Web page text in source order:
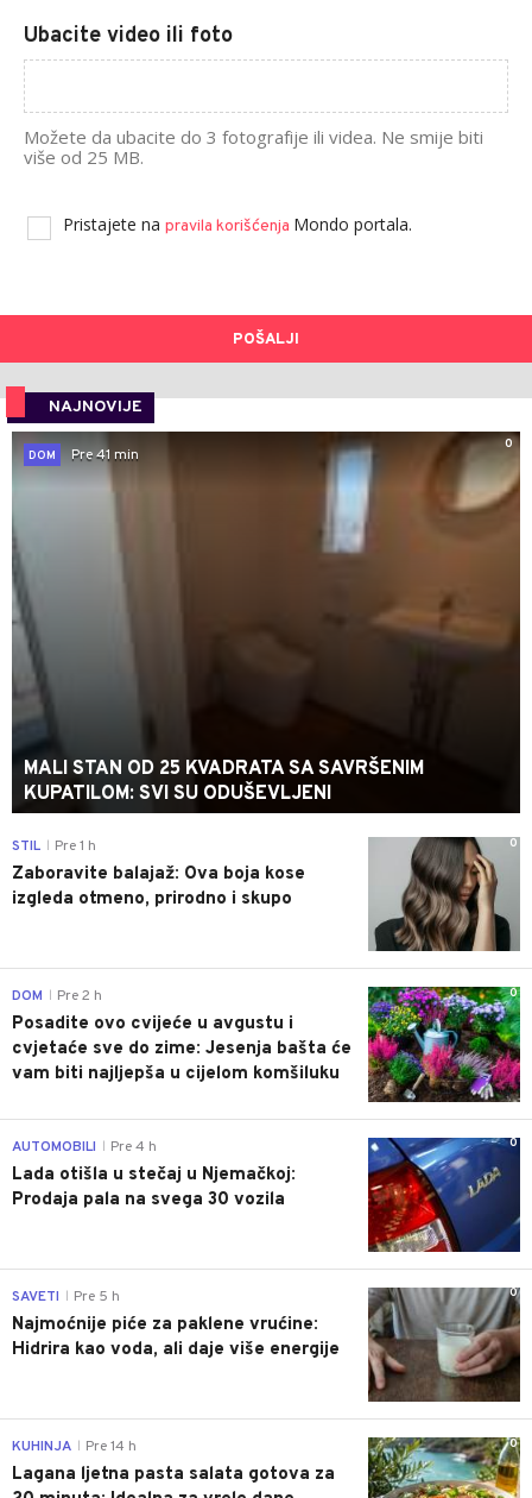
Ubacite video ili foto
Možete da ubacite do 3 fotografije ili videa. Ne smije biti
više od 25 MB.
Pristajete na pravila korišćenja Mondo portala.
POŠALJI
NAJNOVIJE
0
DOM
Pre 41 min
MALI STAN OD 25 KVADRATA SA SAVRŠENIM
KUPATILOM: SVI SU ODUŠEVLJENI
0
STIL Pre 1 h
Zaboravite balajaž: Ova boja kose
izgleda otmeno, prirodno i skupo
0
DOM Pre 2 h
Posadite ovo cvijeće u avgustu i
cvjetaće sve do zime: Jesenja bašta će
vam biti najljepša u cijelom komšiluku
0
AUTOMOBILI Pre 4 h
Lada otišla u stečaj u Njemačkoj:
Prodaja pala na svega 30 vozila
0
SAVETI Pre 5 h
Najmoćnije piće za paklene vrućine:
Hidrira kao voda, ali daje više energije
0
KUHINJA Pre 14 h
Lagana ljetna pasta salata gotova za